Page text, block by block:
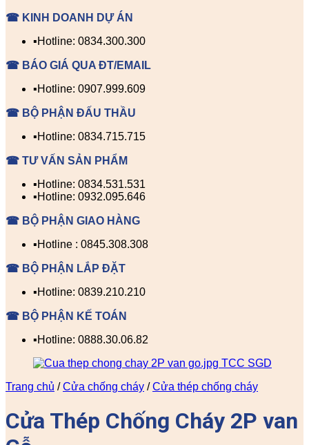
☎ KINH DOANH DỰ ÁN
▪️Hotline: 0834.300.300
☎ BÁO GIÁ QUA ĐT/EMAIL
▪️Hotline: 0907.999.609
☎ BỘ PHẬN ĐẤU THẦU
▪️Hotline: 0834.715.715
☎ TƯ VẤN SẢN PHẨM
▪️Hotline: 0834.531.531
▪️Hotline: 0932.095.646
☎ BỘ PHẬN GIAO HÀNG
▪️Hotline : 0845.308.308
☎ BỘ PHẬN LẮP ĐẶT
▪️Hotline: 0839.210.210
☎ BỘ PHẬN KẾ TOÁN
▪️Hotline: 0888.30.06.82
Trang chủ / Cửa chống cháy / Cửa thép chống cháy
Cửa Thép Chống Cháy 2P van